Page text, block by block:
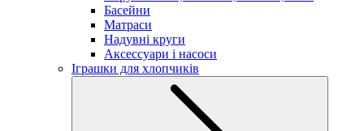
Басейни
Матраси
Надувні круги
Аксессуари і насоси
Іграшки для хлопчиків